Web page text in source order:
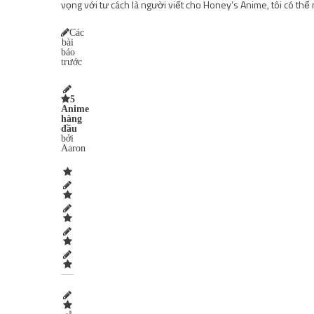
vọng với tư cách là người viết cho Honey’s Anime, tôi có
Các
bài
báo
trước
5
Anime
hàng
đầu
bởi
Aaron